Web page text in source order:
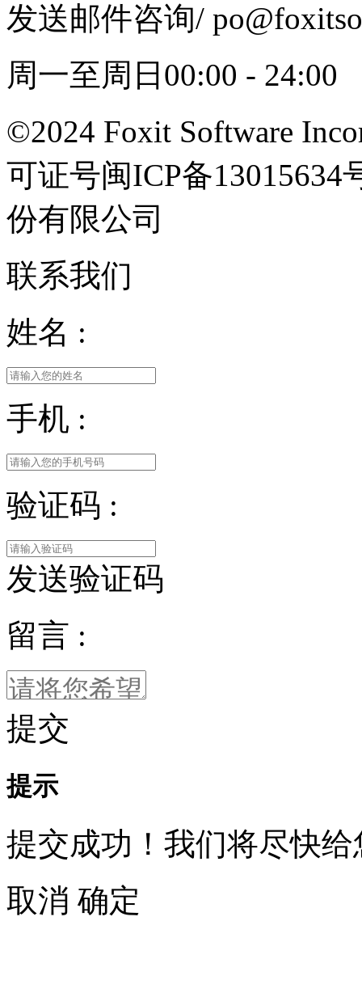
发送邮件咨询/
周一至周日00:00 - 24:00
©2024 Foxit Software
可证号闽ICP备
份有限公司
联系我们
姓名 :
手机 :
验证码 :
发送验证码
留言 :
提交
提示
提交成功！我们将尽快
取消 确定